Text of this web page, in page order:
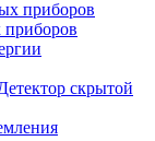
приборов
скрытой